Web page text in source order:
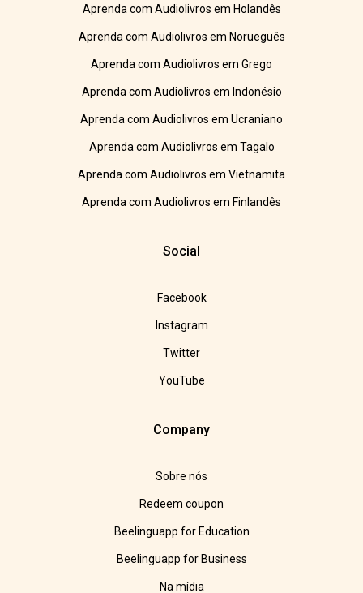
Aprenda com Audiolivros em Holandês
Aprenda com Audiolivros em Norueguês
Aprenda com Audiolivros em Grego
Aprenda com Audiolivros em Indonésio
Aprenda com Audiolivros em Ucraniano
Aprenda com Audiolivros em Tagalo
Aprenda com Audiolivros em Vietnamita
Aprenda com Audiolivros em Finlandês
Social
Facebook
Instagram
Twitter
YouTube
Company
Sobre nós
Redeem coupon
Beelinguapp for Education
Beelinguapp for Business
Na mídia